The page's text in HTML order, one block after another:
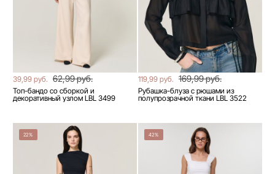
39,99 руб. 62,99 руб.
Топ-бандо со сборкой и
декоративный узлом LBL 3499
119,99 руб. 169,99 руб.
Рубашка-блуза с рюшами из
полупрозрачной ткани LBL 3522
22% 42%